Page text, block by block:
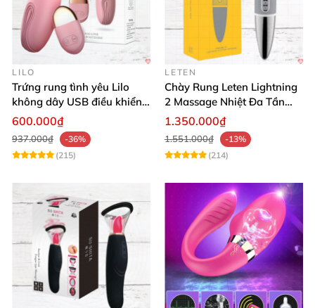
LILO
Trứng rung tình yêu Lilo
không dây USB điều khiển
remote tiện lợi
600.000₫
937.000₫
-36%
(215)
LETEN
Chày Rung Leten Lightning
2 Massage Nhiệt Đa Tần
Rung Toàn Thân
1.350.000₫
1.551.000₫
-13%
(214)